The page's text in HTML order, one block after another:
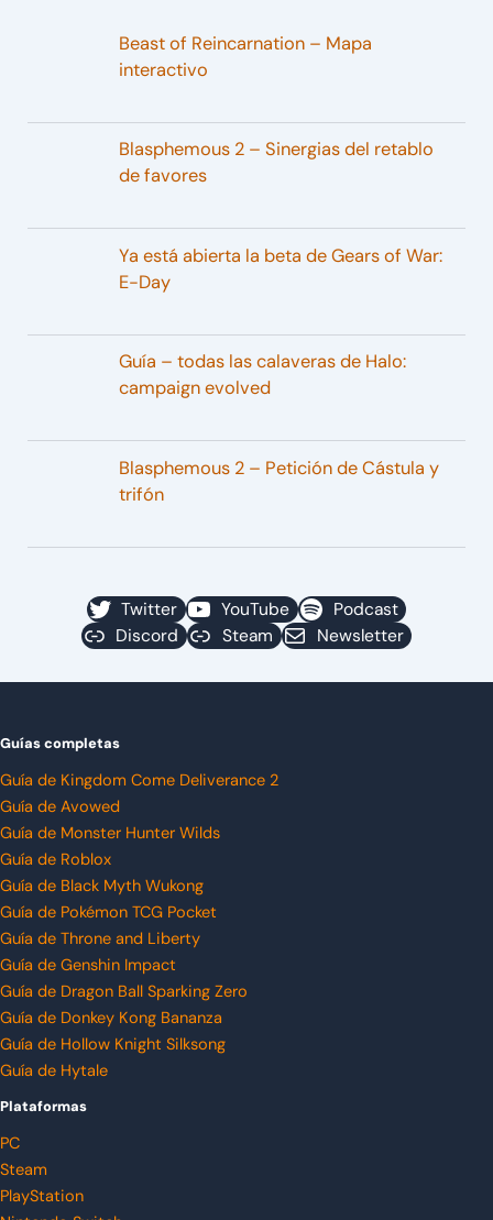
Beast of Reincarnation – Mapa
interactivo
Blasphemous 2 – Sinergias del retablo
de favores
Ya está abierta la beta de Gears of War:
E-Day
Guía – todas las calaveras de Halo:
campaign evolved
Blasphemous 2 – Petición de Cástula y
trifón
Twitter YouTube
Podcast
Discord
Steam Newsletter
Guías completas
Guía de Kingdom Come Deliverance 2
Guía de Avowed
Guía de Monster Hunter Wilds
Guía de Roblox
Guía de Black Myth Wukong
Guía de Pokémon TCG Pocket
Guía de Throne and Liberty
Guía de Genshin Impact
Guía de Dragon Ball Sparking Zero
Guía de Donkey Kong Bananza
Guía de Hollow Knight Silksong
Guía de Hytale
Plataformas
PC
Steam
PlayStation